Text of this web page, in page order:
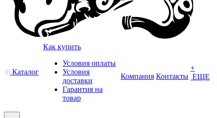
Каталог
Как купить
Условия оплаты
Условия
доставки
Гарантия на
товар
Компания Контакты
+
ЕЩЕ